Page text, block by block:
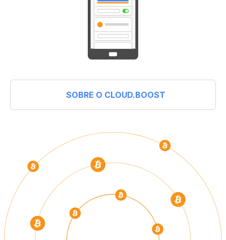
SOBRE O CLOUD.BOOST